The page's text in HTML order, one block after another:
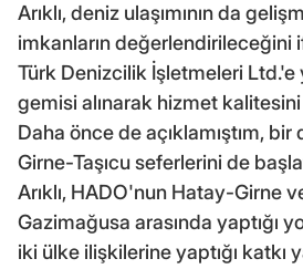
Arıklı, deniz ulaşımının da
imkanların değerlendirileceğini
Türk Denizcilik İşletmeleri Ltd.'e
gemisi alınarak hizmet
Daha önce de açıklamıştım, bir
Girne-Taşıcu seferlerini de
Arıklı, HADO'nun Hatay-Girne
Gazimağusa arasında yaptığı
iki ülke ilişkilerine yaptığı katkı